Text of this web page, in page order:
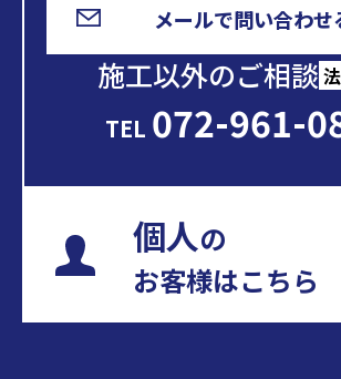
メールで問い合わせ
施工以外のご相談
TEL 072-961-
個人の
お客様はこちら